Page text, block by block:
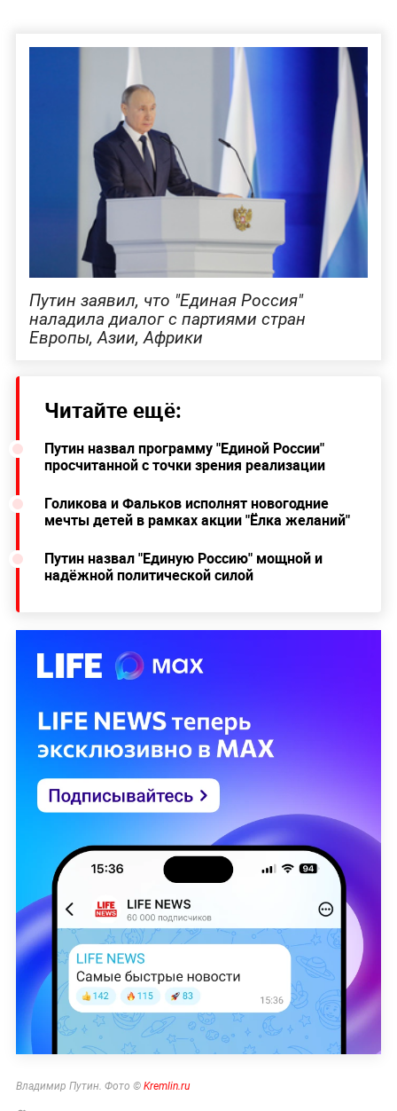
Путин заявил, что "Единая Россия"
наладила диалог с партиями стран
Европы, Азии, Африки
Читайте ещё:
Путин назвал программу "Единой России"
просчитанной с точки зрения реализации
Голикова и Фальков исполнят новогодние
мечты детей в рамках акции "Ёлка желаний"
Путин назвал "Единую Россию" мощной и
надёжной политической силой
Владимир Путин. Фото © Kremlin.ru